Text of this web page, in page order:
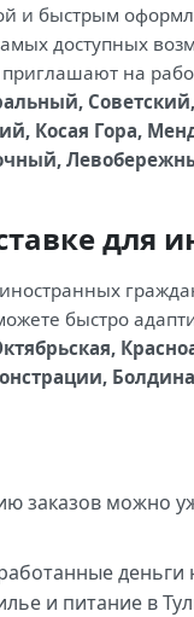
и быстрым
доступных
на
Косая Гора,
для
быстро
заказов можно
деньги
и питание в